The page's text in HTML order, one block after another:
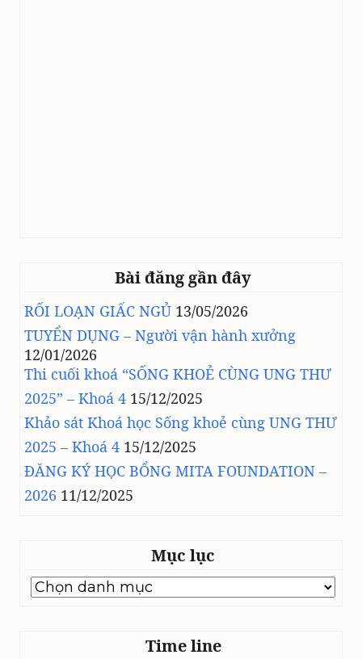
Bài đăng gần đây
RỐI LOẠN GIẤC NGỦ 13/05/2026
TUYỂN DỤNG – Người vận hành xưởng
12/01/2026
Thi cuối khoá “SỐNG KHOẺ CÙNG UNG THƯ
2025” – Khoá 4 15/12/2025
Khảo sát Khoá học Sống khoẻ cùng UNG THƯ
2025 – Khoá 4 15/12/2025
ĐĂNG KÝ HỌC BỔNG MITA FOUNDATION –
2026 11/12/2025
Mục lục
Mục
lục
Time line